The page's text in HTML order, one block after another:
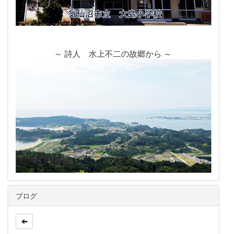
～ 詩人 水上不二の故郷から ～
ブログ